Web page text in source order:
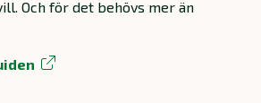
Och för det behövs mer än